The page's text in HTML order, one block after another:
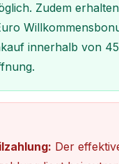
Zudem
innerhalb von
Der